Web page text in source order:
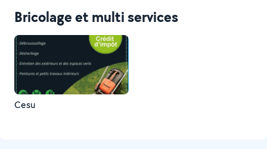
Bricolage et multi services
Cesu